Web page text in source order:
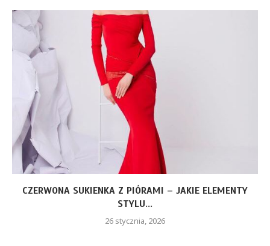
CZERWONA SUKIENKA Z PIÓRAMI – JAKIE ELEMENTY
STYLU...
26 stycznia, 2026